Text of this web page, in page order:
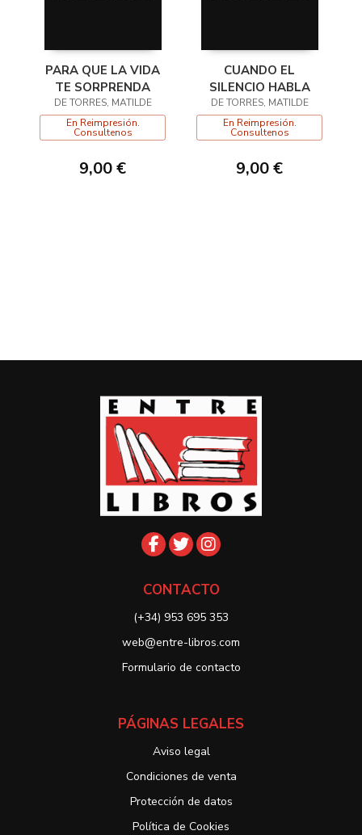
PARA QUE LA VIDA
TE SORPRENDA
DE TORRES, MATILDE
En Reimpresión.
Consultenos
9,00 €
CUANDO EL
SILENCIO HABLA
DE TORRES, MATILDE
En Reimpresión.
Consultenos
9,00 €
CONTACTO
(+34) 953 695 353
web@entre-libros.com
Formulario de contacto
PÁGINAS LEGALES
Aviso legal
Condiciones de venta
Protección de datos
Política de Cookies